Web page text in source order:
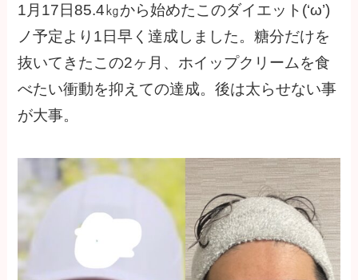
1月17日85.4㎏から始めたこのダイエット(‘ω’)
ノ予定より1日早く達成しました。糖分だけを
抜いてきたこの2ヶ月、ホイップクリームを食
べたい衝動を抑えての達成。後は太らせない事
が大事。